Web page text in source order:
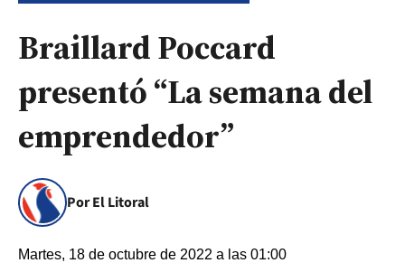
Braillard Poccard
presentó “La semana del
emprendedor”
Por El Litoral
Martes, 18 de octubre de 2022 a las 01:00